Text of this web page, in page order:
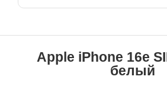
Apple iPhone 16e
белый